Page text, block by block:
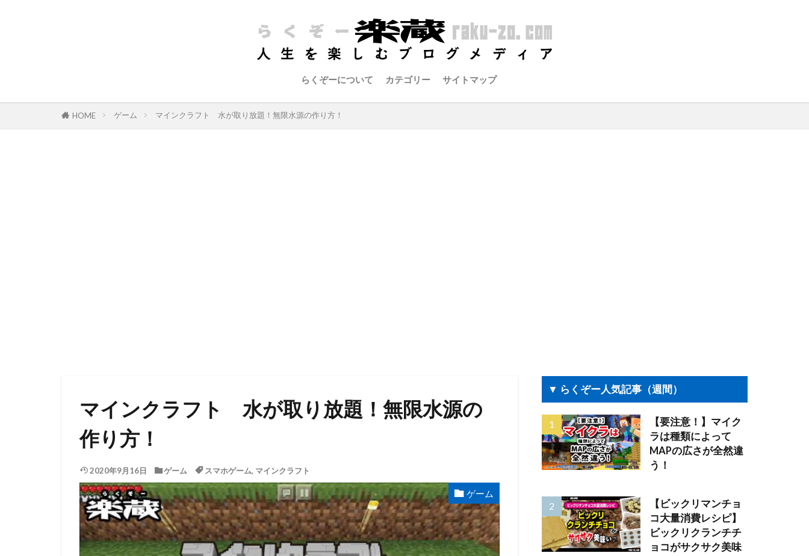
らくぞーについて カテゴリー サイトマップ
HOME ゲーム マインクラフト 水が取り放題！無限水源の作り方！
マインクラフト 水が取り放題！無限水源の
作り方！
2020年9月16日 ゲーム スマホゲーム, マインクラフト
ゲーム
▼ らくぞー人気記事（週間）
【要注意！】マイク
ラは種類によって
MAPの広さが全然違
う！
【ビックリマンチョ
コ大量消費レシピ】
ビックリクランチチ
ョコがサクサク美味